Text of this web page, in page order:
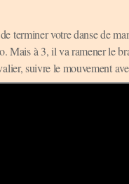
terminer votre danse de
Mais à 3, il va ramener le
suivre le mouvement